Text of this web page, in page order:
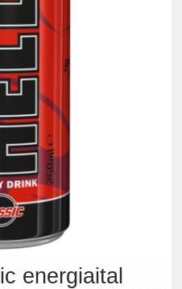
energiaital